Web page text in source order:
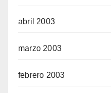
abril 2003
marzo 2003
febrero 2003